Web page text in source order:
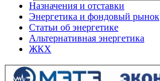
Назначения и отставки
Энергетика и фондовый рынок
Статьи об энергетике
Альтернативная энергетика
ЖКХ